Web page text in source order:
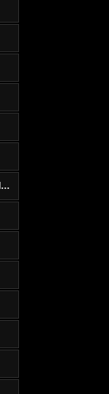
GOLF 7 VARIANT TSI HIGHLINE/R-LINE